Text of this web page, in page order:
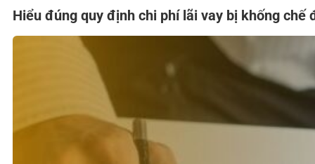
Hiểu đúng quy định chi phí lãi vay bị khống chế